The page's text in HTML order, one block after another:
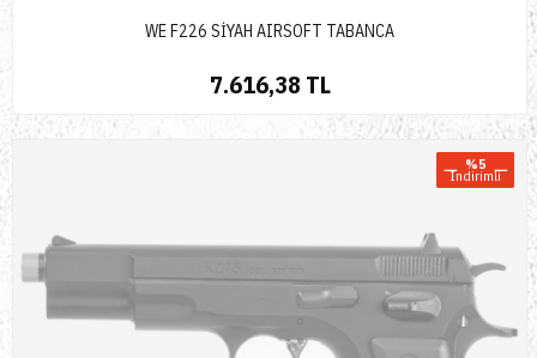
WE F226 SİYAH AIRSOFT TABANCA
7.616,38 TL
%5
Indirimli